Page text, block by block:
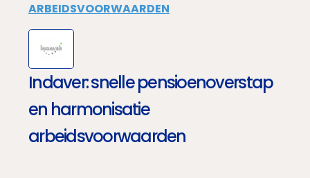
ARBEIDSVOORWAARDEN
Indaver: snelle pensioenoverstap
en harmonisatie
arbeidsvoorwaarden